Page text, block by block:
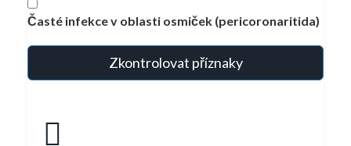
Časté infekce v oblasti osmiček (pericoronaritida)
Zkontrolovat příznaky